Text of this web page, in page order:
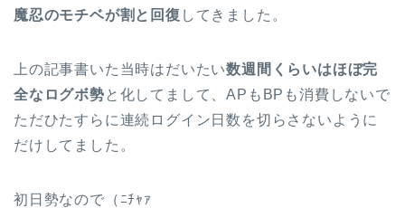
魔忍のモチベが割と回復 してきました。
上の記事書いた当時はだいたい数週間くらいはほぼ完
全なログボ勢 と化してまして、APもBPも消費しないで
ただひたすらに連続ログイン日数を切らさないように
だけしてました。
初日勢なので（ﾆﾁｬｧ